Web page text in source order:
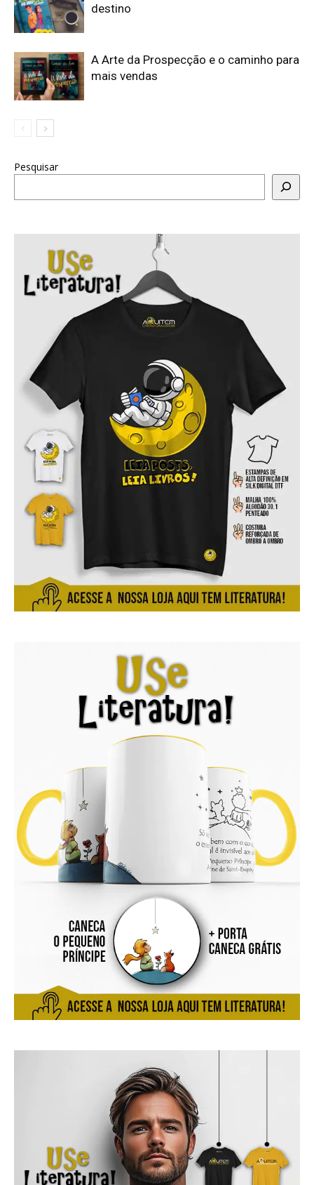
destino
A Arte da Prospecção e o caminho para
mais vendas
Pesquisar